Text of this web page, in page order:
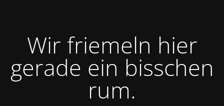
Wir friemeln hier
gerade ein bisschen
rum.